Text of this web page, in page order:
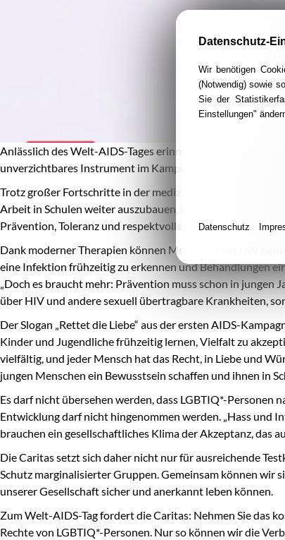
Anlässlich des Welt-AIDS-Tages erinnern die Caritas und
unverzichtbares Instrument im Kampf gegen die
Trotz großer Fortschritte in der medizinischen
Arbeit in Schulen weiter auszubauen, um jungen
Prävention, Toleranz und respektvollem Umgang –
Dank moderner Therapien können Menschen mit HIV
eine Infektion frühzeitig zu erkennen und Behandlungen
„Doch es braucht mehr: Prävention muss schon in jungen
über HIV und andere sexuell übertragbare Krankheiten,
Der Slogan „Rettet die Liebe“ aus der ersten AIDS-
Kinder und Jugendliche frühzeitig lernen, Vielfalt zu
vielfältig, und jeder Mensch hat das Recht, in Liebe und
jungen Menschen ein Bewusstsein schaffen und ihnen in
Es darf nicht übersehen werden, dass LGBTIQ*-
Entwicklung darf nicht hingenommen werden. „Hass und
brauchen ein gesellschaftliches Klima der Akzeptanz, das
Die Caritas setzt sich daher nicht nur für ausreichende
Schutz marginalisierter Gruppen. Gemeinsam können wir
unserer Gesellschaft sicher und anerkannt leben können.
Zum Welt-AIDS-Tag fordert die Caritas: Nehmen Sie das
Rechte von LGBTIQ*-Personen. Nur so können wir die
Datenschutz-
Wir benötigen
(Notwendig) sowie
Sie der
Einstellungen"
Datenschutz